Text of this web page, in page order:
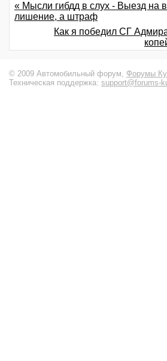
« Мысли гибдд в слух - Выезд на
лишение, а штраф
Как я победил СГ
© 2009 Автомобильный форум, Форумы
Техническая поддержка: support@forums-